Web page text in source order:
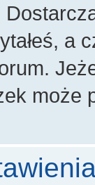
a
może